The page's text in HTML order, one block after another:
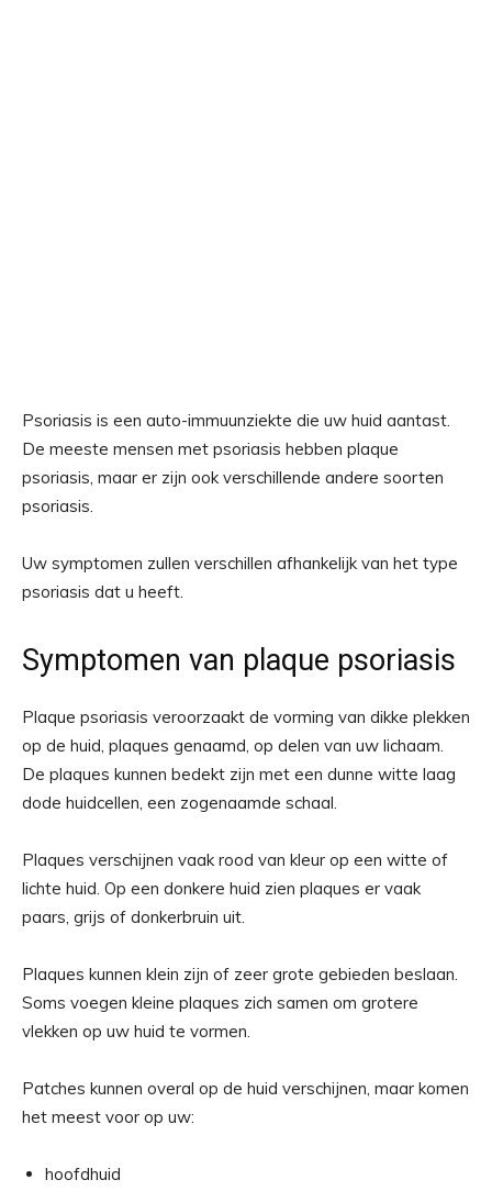
Psoriasis is een auto-immuunziekte die uw huid aantast.
De meeste mensen met psoriasis hebben plaque
psoriasis, maar er zijn ook verschillende andere soorten
psoriasis.
Uw symptomen zullen verschillen afhankelijk van het type
psoriasis dat u heeft.
Symptomen van plaque psoriasis
Plaque psoriasis veroorzaakt de vorming van dikke plekken
op de huid, plaques genaamd, op delen van uw lichaam.
De plaques kunnen bedekt zijn met een dunne witte laag
dode huidcellen, een zogenaamde schaal.
Plaques verschijnen vaak rood van kleur op een witte of
lichte huid. Op een donkere huid zien plaques er vaak
paars, grijs of donkerbruin uit.
Plaques kunnen klein zijn of zeer grote gebieden beslaan.
Soms voegen kleine plaques zich samen om grotere
vlekken op uw huid te vormen.
Patches kunnen overal op de huid verschijnen, maar komen
het meest voor op uw:
hoofdhuid